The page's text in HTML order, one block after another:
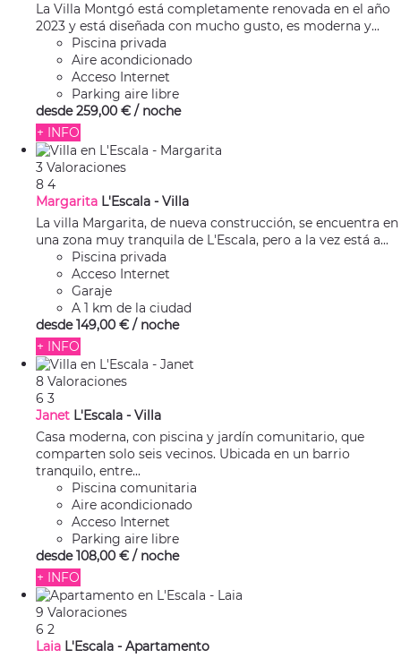
La Villa Montgó está completamente renovada en el año
2023 y está diseñada con mucho gusto, es moderna y...
Piscina privada
Aire acondicionado
Acceso Internet
Parking aire libre
desde 259,00 € / noche
+ INFO
3 Valoraciones
8 4
Margarita L'Escala - Villa
La villa Margarita, de nueva construcción, se encuentra en
una zona muy tranquila de L'Escala, pero a la vez está a...
Piscina privada
Acceso Internet
Garaje
A 1 km de la ciudad
desde 149,00 € / noche
+ INFO
8 Valoraciones
6 3
Janet L'Escala - Villa
Casa moderna, con piscina y jardín comunitario, que
comparten solo seis vecinos. Ubicada en un barrio
tranquilo, entre...
Piscina comunitaria
Aire acondicionado
Acceso Internet
Parking aire libre
desde 108,00 € / noche
+ INFO
9 Valoraciones
6 2
Laia L'Escala - Apartamento